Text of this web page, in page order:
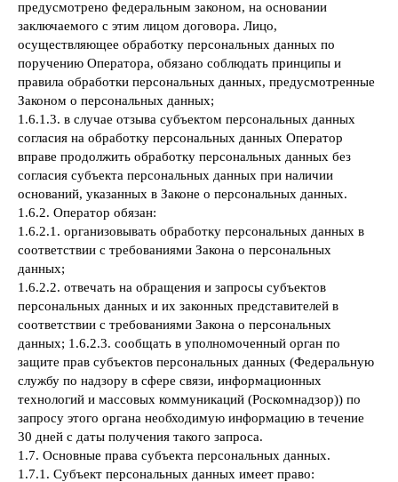
предусмотрено федеральным законом, на основании
заключаемого с этим лицом договора. Лицо,
осуществляющее обработку персональных данных по
поручению Оператора, обязано соблюдать принципы и
правила обработки персональных данных, предусмотренные
Законом о персональных данных;
1.6.1.3. в случае отзыва субъектом персональных данных
согласия на обработку персональных данных Оператор
вправе продолжить обработку персональных данных без
согласия субъекта персональных данных при наличии
оснований, указанных в Законе о персональных данных.
1.6.2. Оператор обязан:
1.6.2.1. организовывать обработку персональных данных в
соответствии с требованиями Закона о персональных
данных;
1.6.2.2. отвечать на обращения и запросы субъектов
персональных данных и их законных представителей в
соответствии с требованиями Закона о персональных
данных; 1.6.2.3. сообщать в уполномоченный орган по
защите прав субъектов персональных данных (Федеральную
службу по надзору в сфере связи, информационных
технологий и массовых коммуникаций (Роскомнадзор)) по
запросу этого органа необходимую информацию в течение
30 дней с даты получения такого запроса.
1.7. Основные права субъекта персональных данных.
1.7.1. Субъект персональных данных имеет право: